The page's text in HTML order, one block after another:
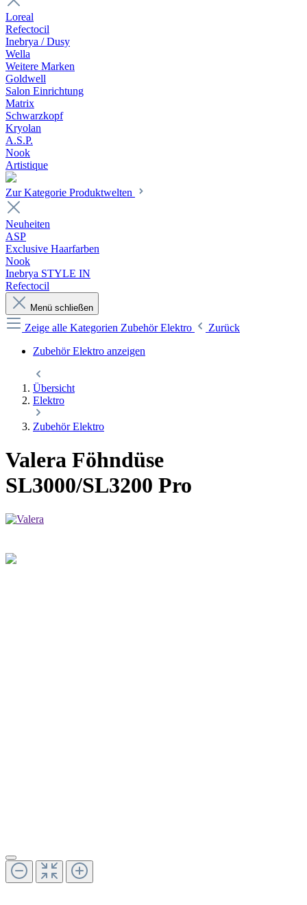
Loreal
Refectocil
Inebrya / Dusy
Wella
Weitere Marken
Goldwell
Salon Einrichtung
Matrix
Schwarzkopf
Kryolan
A.S.P.
Nook
Artistique
Zur Kategorie Produktwelten
Neuheiten
ASP
Exclusive Haarfarben
Nook
Inebrya STYLE IN
Refectocil
Menü schließen
Zeige alle Kategorien Zubehör Elektro
Zurück
Zubehör Elektro anzeigen
Übersicht
Elektro
Zubehör Elektro
Valera Föhndüse
SL3000/SL3200 Pro